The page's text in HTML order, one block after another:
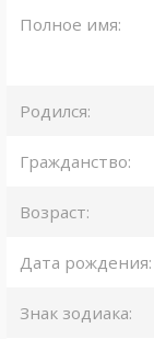
Полное имя:
Родился:
Гражданство:
Возраст:
Дата рождения:
Знак зодиака: